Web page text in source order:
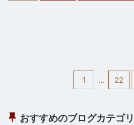
1 … 22
おすすめのブログカテゴリ